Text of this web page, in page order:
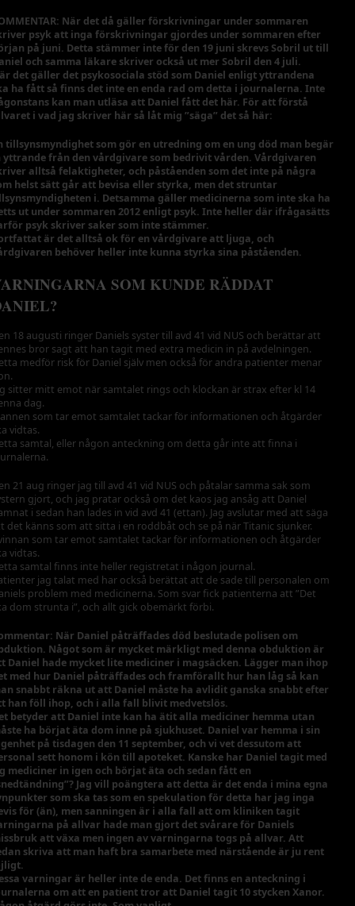
När det då gäller förskrivningar under sommaren
psyk att inga förskrivningar gjordes under sommaren efter
på juni. Detta stämmer inte för den 19 juni skrevs Sobril ut till
och samma läkare skriver också ut mer Sobril den 4 juli.
det gäller det psykosociala stöd som Daniel enligt yttrandena
ha fått så finns det inte en enda rad om detta i journalerna. Inte
kan man utläsa att Daniel fått det här. För att förstå
i vad jag skriver här så låt mig ”säga” det så här:
tillsynsmyndighet som gör en utredning om en ung död man begär
yttrande från den vårdgivare som bedrivit vården. Vårdgivaren
alltså felaktigheter, och påståenden som det inte på några
helst sätt går att bevisa eller styrka, men det struntar
i. Detsamma gäller medicinerna som inte ska ha
ut under sommaren 2012 enligt psyk. Inte heller där ifrågasätts
psyk skriver saker som inte stämmer.
är det alltså ok för en vårdgivare att ljuga, och
behöver heller inte kunna styrka sina påståenden.
SOM KUNDE RÄDDAT
18 augusti ringer Daniels syster till avd 41 vid NUS och berättar att
bror sagt att han tagit med extra medicin in på avdelningen.
medför risk för Daniel själv men också för andra patienter menar
sitter mitt emot när samtalet rings och klockan är strax efter kl 14
dag.
som tar emot samtalet tackar för informationen och åtgärder
vidtas.
samtal, eller någon anteckning om detta går inte att finna i
21 aug ringer jag till avd 41 vid NUS och påtalar samma sak som
gjort, och jag pratar också om det kaos jag ansåg att Daniel
i sedan han lades in vid avd 41 (ettan). Jag avslutar med att säga
det känns som att sitta i en roddbåt och se på när Titanic sjunker.
som tar emot samtalet tackar för informationen och åtgärder
vidtas.
samtal finns inte heller registretat i någon journal.
jag talat med har också berättat att de sade till personalen om
problem med medicinerna. Som svar fick patienterna att ”Det
dom strunta i”, och allt gick obemärkt förbi.
När Daniel påträffades död beslutade polisen om
Något som är mycket märkligt med denna obduktion är
Daniel hade mycket lite mediciner i magsäcken. Lägger man ihop
med hur Daniel påträffades och framförallt hur han låg så kan
snabbt räkna ut att Daniel måste ha avlidit ganska snabbt efter
han föll ihop, och i alla fall blivit medvetslös.
betyder att Daniel inte kan ha ätit alla mediciner hemma utan
ha börjat äta dom inne på sjukhuset. Daniel var hemma i sin
på tisdagen den 11 september, och vi vet dessutom att
sett honom i kön till apoteket. Kanske har Daniel tagit med
mediciner in igen och börjat äta och sedan fått en
Jag vill poängtera att detta är det enda i mina egna
som ska tas som en spekulation för detta har jag inga
för (än), men sanningen är i alla fall att om kliniken tagit
på allvar hade man gjort det svårare för Daniels
att växa men ingen av varningarna togs på allvar. Att
skriva att man haft bra samarbete med närstående är ju rent
varningar är heller inte de enda. Det finns en anteckning i
om att en patient tror att Daniel tagit 10 stycken Xanor.